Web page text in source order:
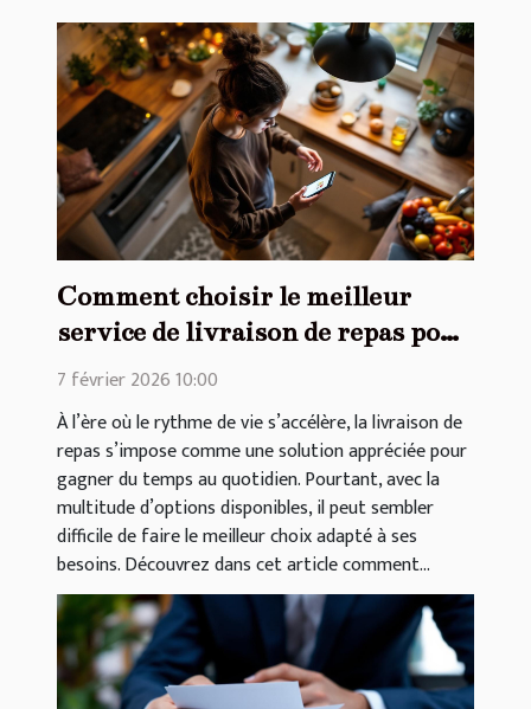
Comment choisir le meilleur
service de livraison de repas pour
votre quotidien ?
7 février 2026 10:00
À l’ère où le rythme de vie s’accélère, la livraison de
repas s’impose comme une solution appréciée pour
gagner du temps au quotidien. Pourtant, avec la
multitude d’options disponibles, il peut sembler
difficile de faire le meilleur choix adapté à ses
besoins. Découvrez dans cet article comment...